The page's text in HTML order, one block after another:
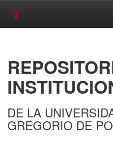
DE LA
GREGORIO DE